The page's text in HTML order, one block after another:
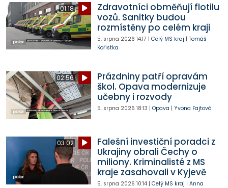
01:18
Zdravotníci obměňují flotilu
vozů. Sanitky budou
rozmístěny po celém kraji
5. srpna 2026 14:17 | Celý MS kraj | Tomáš
Kořistka
02:56
Prázdniny patří opravám
škol. Opava modernizuje
učebny i rozvody
5. srpna 2026 18:13 | Opava | Yvona Fajtová
03:02
Falešní investiční poradci z
Ukrajiny obrali Čechy o
miliony. Kriminalisté z MS
kraje zasahovali v Kyjevě
5. srpna 2026 10:14| Celý MS kraj | Anna